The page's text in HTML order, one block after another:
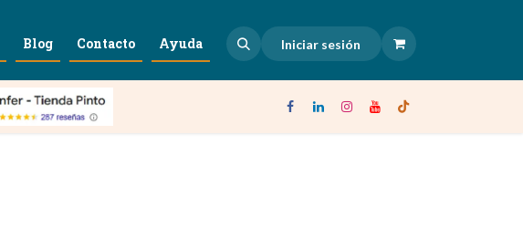
Blog Contacto Ayuda Iniciar sesión